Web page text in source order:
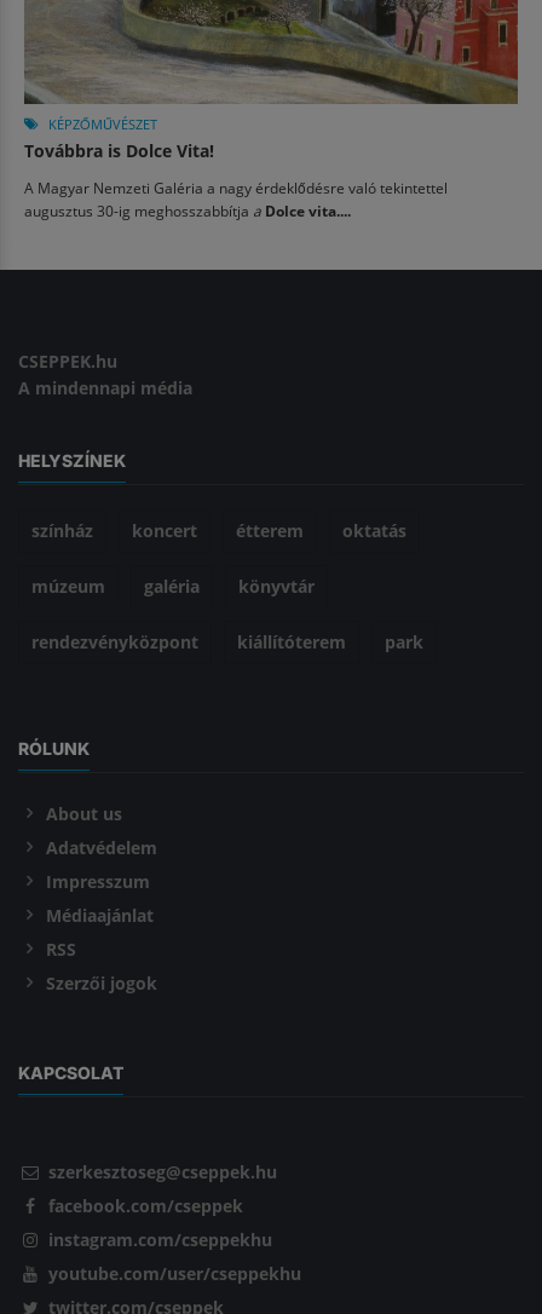
KÉPZŐMŰVÉSZET
Továbbra is Dolce Vita!
A Magyar Nemzeti Galéria a nagy érdeklődésre való tekintettel
augusztus 30-ig meghosszabbítja a Dolce vita....
CSEPPEK.hu
A mindennapi média
HELYSZÍNEK
színház koncert étterem oktatás
múzeum galéria könyvtár
rendezvényközpont kiállítóterem park
RÓLUNK
About us
Adatvédelem
Impresszum
Médiaajánlat
RSS
Szerzői jogok
KAPCSOLAT
szerkesztoseg@cseppek.hu
facebook.com/cseppek
instagram.com/cseppekhu
youtube.com/user/cseppekhu
twitter.com/cseppek